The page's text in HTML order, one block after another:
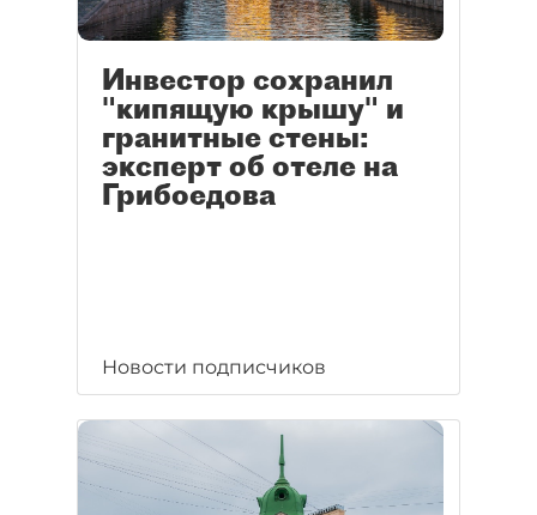
Инвестор сохранил
"кипящую крышу" и
гранитные стены:
эксперт об отеле на
Грибоедова
Новости подписчиков